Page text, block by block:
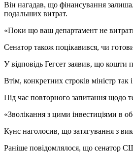
Він нагадав, що фінансування
подальших витрат.
«Поки що ваш департамент не
Сенатор також поцікавився, чи
У відповідь Гегсет заявив, що
Втім, конкретних строків міністр так
Під час повторного запитання щодо
«Зволікання з цими інвестиціями в
Кунс наголосив, що затягування з
Раніше повідомлялося, що сенатор